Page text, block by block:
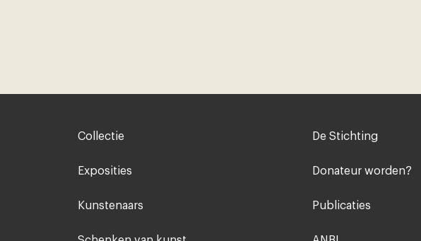
Footer-
Collectie
Exposities
Kunstenaars
Voet
De Stichting
Donateur worden?
Publicaties